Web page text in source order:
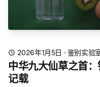
2026年1月5日 · 鉴别实验
中华九大仙草之首
记载